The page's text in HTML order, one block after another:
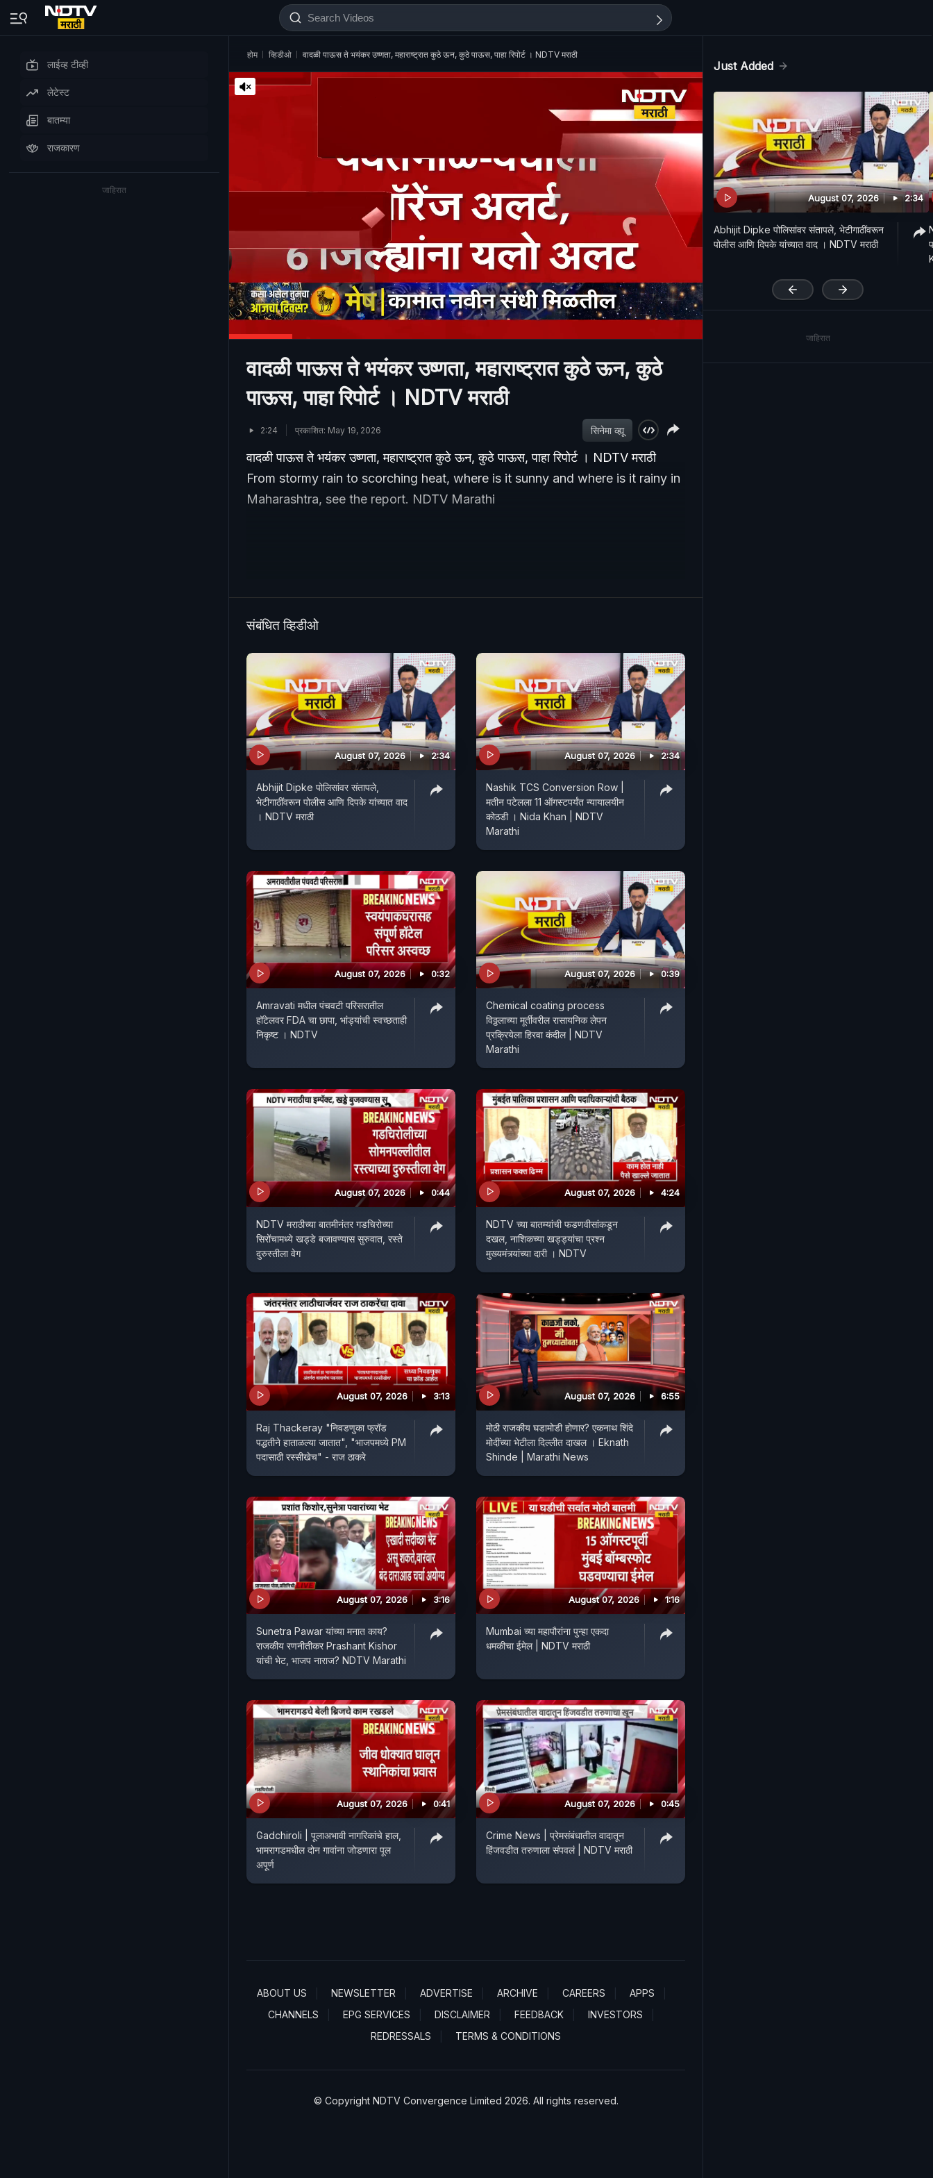
लाईव्ह टीव्ही
लेटेस्ट
बातम्या
राजकारण
जाहिरात
होम व्हिडीओ वादळी पाऊस ते भयंकर उष्णता, महाराष्ट्रात कुठे ऊन, कुठे पाऊस, पाहा रिपोर्ट । NDTV मराठी
वादळी पाऊस ते भयंकर उष्णता, महाराष्ट्रात कुठे ऊन, कुठे
पाऊस, पाहा रिपोर्ट । NDTV मराठी
2:24 प्रकाशित: May 19, 2026 सिनेमा व्ह्यू
वादळी पाऊस ते भयंकर उष्णता, महाराष्ट्रात कुठे ऊन, कुठे पाऊस, पाहा रिपोर्ट । NDTV मराठी
From stormy rain to scorching heat, where is it sunny and where is it rainy in
Maharashtra, see the report. NDTV Marathi
संबंधित व्हिडीओ
August 07, 2026 2:34
Abhijit Dipke पोलिसांवर संतापले,
भेटीगाठींवरून पोलीस आणि दिपके यांच्यात वाद
। NDTV मराठी
August 07, 2026 2:34
Nashik TCS Conversion Row |
मतीन पटेलला 11 ऑगस्टपर्यंत न्यायालयीन
कोठडी । Nida Khan | NDTV
Marathi
August 07, 2026 0:32
Amravati मधील पंचवटी परिसरातील
हॉटेलवर FDA चा छापा, भांड्यांची स्वच्छताही
निकृष्ट । NDTV
August 07, 2026 0:39
Chemical coating process
विठ्ठलाच्या मूर्तीवरील रासायनिक लेपन
प्रक्रियेला हिरवा कंदील | NDTV
Marathi
August 07, 2026 0:44
NDTV मराठीच्या बातमीनंतर गडचिरोच्या
सिरोंचामध्ये खड्डे बजावण्यास सुरुवात, रस्ते
दुरुस्तीला वेग
August 07, 2026 4:24
NDTV च्या बातम्यांची फडणवीसांकडून
दखल, नाशिकच्या खड्ड्यांचा प्रश्न
मुख्यमंत्र्यांच्या दारी । NDTV
August 07, 2026 3:13
Raj Thackeray "निवडणुका फ्रॉड
पद्धतीने हाताळल्या जातात", "भाजपमध्ये PM
पदासाठी रस्सीखेच" - राज ठाकरे
August 07, 2026 6:55
मोठी राजकीय घडामोडी होणार? एकनाथ शिंदे
मोदींच्या भेटीला दिल्लीत दाखल । Eknath
Shinde | Marathi News
August 07, 2026 3:16
Sunetra Pawar यांच्या मनात काय?
राजकीय रणनीतीकर Prashant Kishor
यांची भेट, भाजप नाराज? NDTV Marathi
August 07, 2026 1:16
Mumbai च्या महापौरांना पुन्हा एकदा
धमकीचा ईमेल | NDTV मराठी
August 07, 2026 0:41
Gadchiroli | पूलाअभावी नागरिकांचे हाल,
भामरागडमधील दोन गावांना जोडणारा पूल
अपूर्ण
August 07, 2026 0:45
Crime News | प्रेमसंबंधातील वादातून
हिंजवडीत तरुणाला संपवलं | NDTV मराठी
ABOUT US NEWSLETTER ADVERTISE ARCHIVE CAREERS
APPS
CHANNELS
EPG SERVICES DISCLAIMER FEEDBACK
INVESTORS
REDRESSALS
TERMS & CONDITIONS
© Copyright NDTV Convergence Limited 2026. All rights reserved.
Just Added
August 07, 2026 2:34
Abhijit Dipke पोलिसांवर संतापले, भेटीगाठींवरून
पोलीस आणि दिपके यांच्यात वाद । NDTV मराठी
जाहिरात